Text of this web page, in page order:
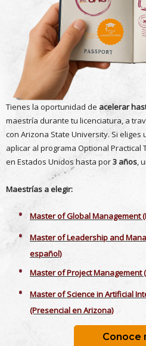
Tienes la oportunidad de acelerar
maestría durante tu licenciatura, a
con Arizona State University. Si
aplicar al programa Optional
en Estados Unidos hasta por3 años,
Maestrías a elegir:
Master of Global Management
Master of Leadership and
español)
Master of Project Management
Master of Science in Artificial
(Presencial en Arizona)
Conoce